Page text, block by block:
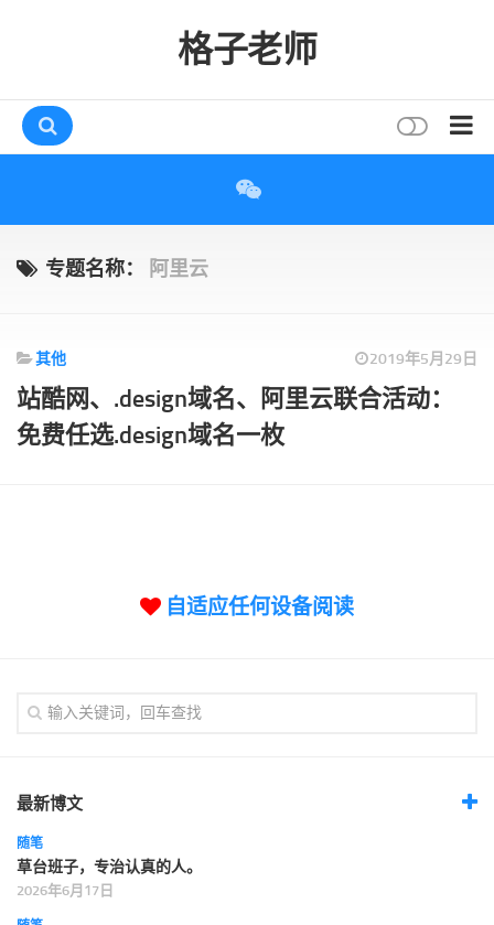
格子老师
互动
读者
专题名称： 阿里云
其他 2019年5月29日
站酷网、.design域名、阿里云联合活动：
免费任选.design域名一枚
自适应任何设备阅读
最新博文
随笔
草台班子，专治认真的人。
2026年6月17日